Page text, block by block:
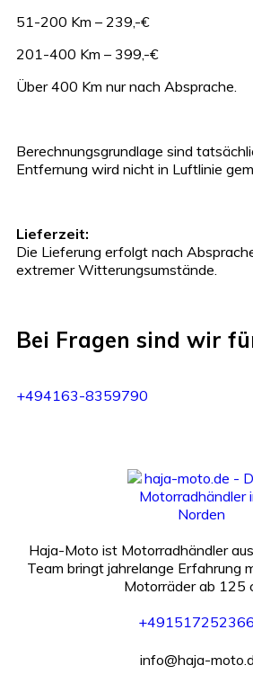
51-200 Km – 239,-€
201-400 Km – 399,-€
Über 400 Km nur nach Absprache.
Berechnungsgrundlage sind
Entfernung wird nicht in Luftlinie
Lieferzeit:
Die Lieferung erfolgt nach
extremer Witterungsumstände.
Bei Fragen sind wir
+494163-8359790
Haja-Moto ist Motorradhändler
Team bringt jahrelange Erfahrung
Motorräder ab 125
info@haja-